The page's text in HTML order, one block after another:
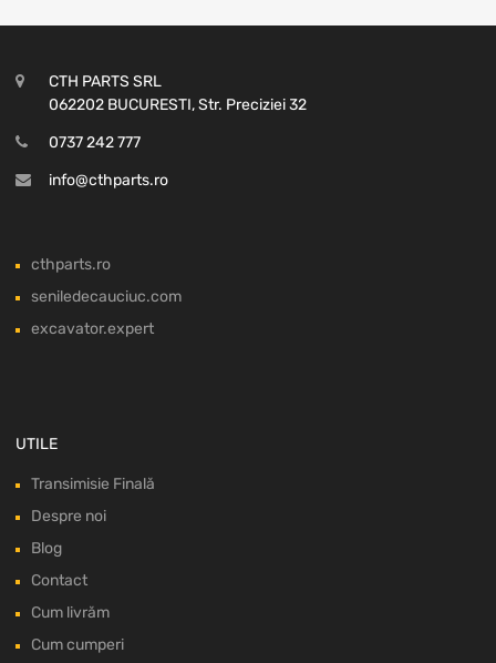
CTH PARTS SRL
062202 BUCURESTI, Str. Preciziei 32
0737 242 777
info@cthparts.ro
cthparts.ro
seniledecauciuc.com
excavator.expert
UTILE
Transimisie Finală
Despre noi
Blog
Contact
Cum livrăm
Cum cumperi